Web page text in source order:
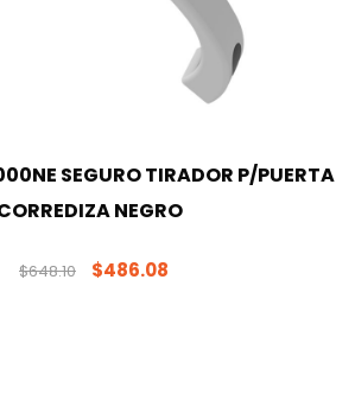
SEGURO TIRADOR P/PUERTA
NEGRO
$648.10 $486.08